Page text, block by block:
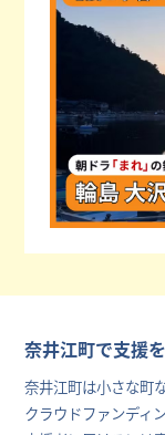
奈井江町で支援
奈井江町は小さな町
クラウドファンディ